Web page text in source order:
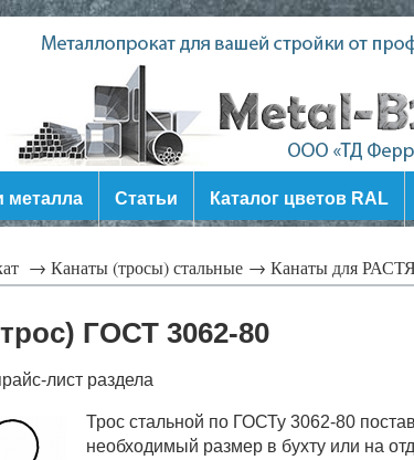
металла Статьи Каталог цветов RAL
→ Канаты (тросы) стальные → Канаты для
ГОСТ 3062-80
лист раздела
Трос стальной по ГОСТу 3062-80
необходимый размер в бухту или на